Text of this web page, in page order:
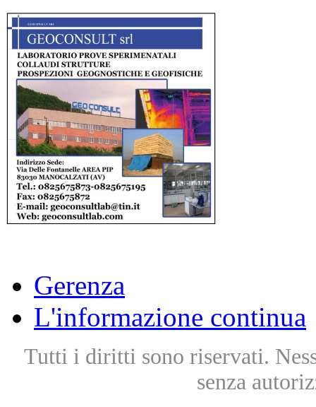
Gerenza
L'informazione continua
Tutti i diritti sono riservati.
senza